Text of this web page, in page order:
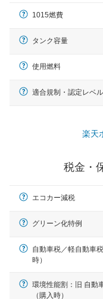
1015燃費
タンク容量
使用燃料
適合規制・認定レベ
楽天
税金・
エコカー減税
グリーン化特例
自動車税／軽自動車
時）
環境性能割：旧 自動
（購入時）